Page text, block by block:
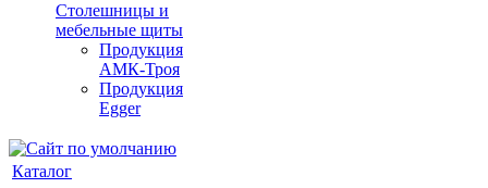
Столешницы и
мебельные щиты
Продукция
АМК-Троя
Продукция
Egger
Каталог